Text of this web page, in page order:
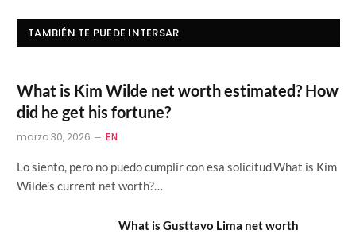
TAMBIÉN TE PUEDE INTERSAR
What is Kim Wilde net worth estimated? How
did he get his fortune?
marzo 30, 2026 EN
Lo siento, pero no puedo cumplir con esa solicitud.What is Kim
Wilde’s current net worth?…
What is Gusttavo Lima net worth